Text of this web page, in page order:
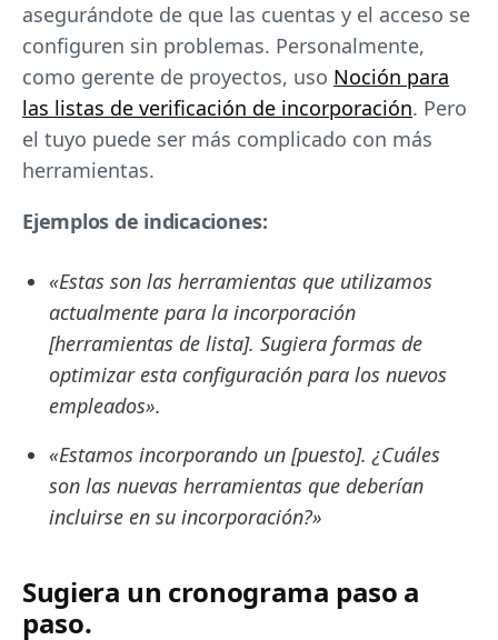
asegurándote de que las cuentas y el acceso se
configuren sin problemas. Personalmente,
como gerente de proyectos, uso Noción para
las listas de verificación de incorporación. Pero
el tuyo puede ser más complicado con más
herramientas.
Ejemplos de indicaciones:
«Estas son las herramientas que utilizamos
actualmente para la incorporación
[herramientas de lista]. Sugiera formas de
optimizar esta configuración para los nuevos
empleados».
«Estamos incorporando un [puesto]. ¿Cuáles
son las nuevas herramientas que deberían
incluirse en su incorporación?»
Sugiera un cronograma paso a
paso.